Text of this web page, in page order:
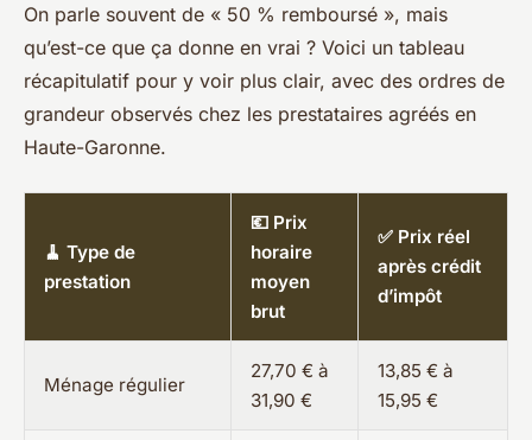
On parle souvent de « 50 % remboursé », mais
qu’est-ce que ça donne en vrai ? Voici un tableau
récapitulatif pour y voir plus clair, avec des ordres de
grandeur observés chez les prestataires agréés en
Haute-Garonne.
🧹 Type de
prestation
💶 Prix
horaire
moyen
brut
✅ Prix réel
après crédit
d’impôt
Ménage régulier
27,70 € à
31,90 €
13,85 € à
15,95 €